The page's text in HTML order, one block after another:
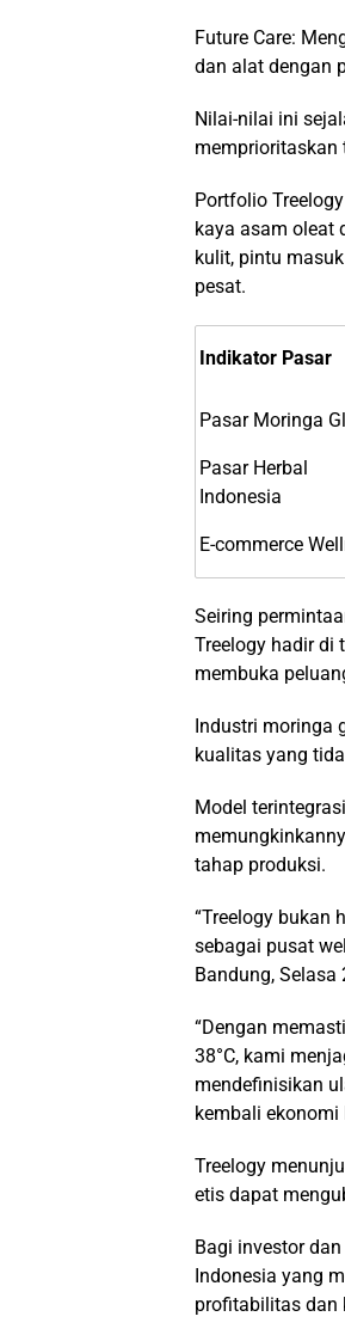
Future Care:
dan alat dengan
Nilai-nilai ini
memprioritaskan
Portfolio
kaya asam oleat
kulit, pintu
pesat.
Indikator Pasar
Pasar Moringa
Pasar Herbal
Indonesia
E-commerce
Seiring
Treelogy hadir di
membuka
Industri moringa
kualitas yang
Model
tahap produksi.
“Treelogy bukan
sebagai pusat
Bandung, Selasa
“Dengan
38°C, kami
mendefinisikan
kembali
Treelogy
etis dapat
Bagi investor
Indonesia yang
profitabilitas dan